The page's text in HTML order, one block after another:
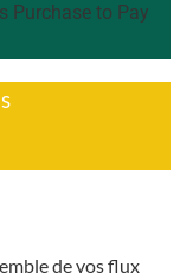
Purchase to Pay
de vos flux